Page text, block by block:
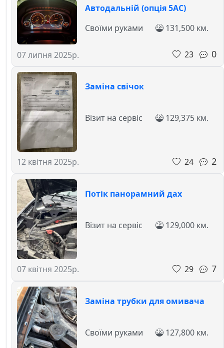
Автодальній (опція 5AC)
07 липня 2025р.
Своїми руками 131,500 км.
23 0
Заміна свічок
12 квітня 2025р.
Візит на сервіс 129,375 км.
24 2
Потік панорамний дах
07 квітня 2025р.
Візит на сервіс 129,000 км.
29 7
Заміна трубки для омивача
Своїми руками 127,800 км.